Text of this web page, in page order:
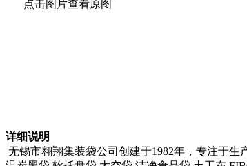
点击图片查看原图
详细说明
无锡市翱翔集装袋公司创建于1982年，专注于